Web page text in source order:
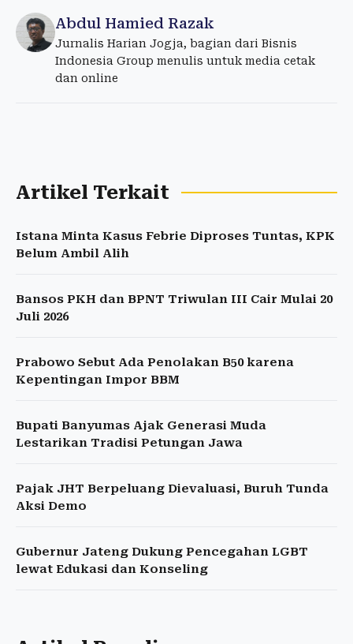
Abdul Hamied Razak
Jurnalis Harian Jogja, bagian dari Bisnis
Indonesia Group menulis untuk media cetak
dan online
Artikel Terkait
Istana Minta Kasus Febrie Diproses Tuntas, KPK
Belum Ambil Alih
Bansos PKH dan BPNT Triwulan III Cair Mulai 20
Juli 2026
Prabowo Sebut Ada Penolakan B50 karena
Kepentingan Impor BBM
Bupati Banyumas Ajak Generasi Muda
Lestarikan Tradisi Petungan Jawa
Pajak JHT Berpeluang Dievaluasi, Buruh Tunda
Aksi Demo
Gubernur Jateng Dukung Pencegahan LGBT
lewat Edukasi dan Konseling